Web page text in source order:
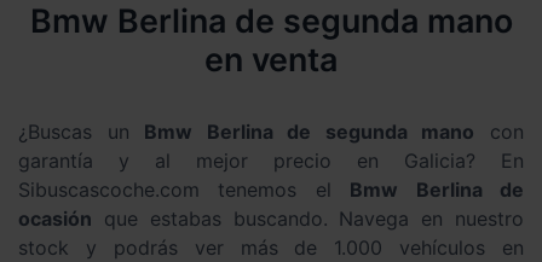
Bmw Berlina de segunda mano
en venta
¿Buscas un Bmw Berlina de segunda mano con
garantía y al mejor precio en Galicia? En
Sibuscascoche.com tenemos el Bmw Berlina de
ocasión que estabas buscando. Navega en nuestro
stock y podrás ver más de 1.000 vehículos en